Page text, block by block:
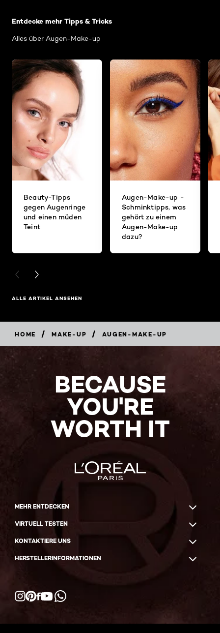
Entdecke mehr Tipps & Tricks
Alles über Augen-Make-up
Beauty-Tipps
gegen Augenringe
und einen müden
Teint
Augen-Make-up -
Schminktipps, was
gehört zu einem
Augen-Make-up
dazu?
PREVIOUS CARD
NEXT CARD
ALLE ARTIKEL ANSEHEN
HOME / MAKE-UP / AUGEN-MAKE-UP
BECAUSE
YOU'RE
WORTH IT
MEHR ENTDECKEN
VIRTUELL TESTEN
KONTAKTIERE UNS
HERSTELLERINFORMATIONEN
Facebook
YouTube